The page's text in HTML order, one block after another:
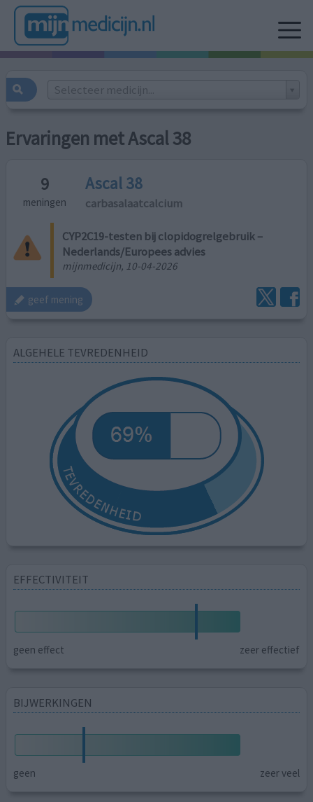
Selecteer medicijn...
Ervaringen met Ascal 38
9
meningen
Ascal 38
carbasalaatcalcium
CYP2C19-testen bij clopidogrelgebruik –
Nederlands/Europees advies
mijnmedicijn, 10-04-2026
geef mening
ALGEHELE TEVREDENHEID
EFFECTIVITEIT
geen effect zeer effectief
BIJWERKINGEN
geen zeer veel